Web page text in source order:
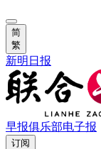
简
繁
新明日报
早报俱乐部电子报
订阅